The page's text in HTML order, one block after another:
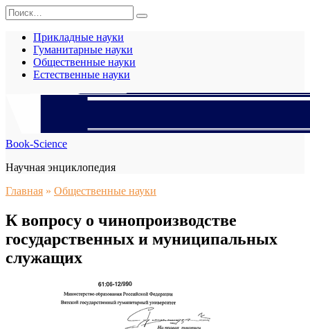
Перейти
к
содержанию
Search
for:
Прикладные науки
Гуманитарные науки
Общественные науки
Естественные науки
Book-Science
Научная энциклопедия
Главная » Общественные науки
К вопросу о чинопроизводстве
государственных и муниципальных
служащих